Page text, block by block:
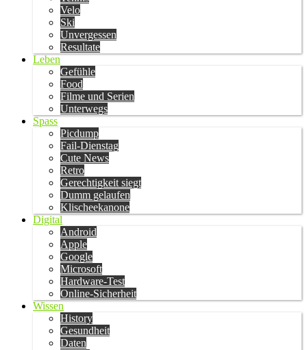
Velo
Ski
Unvergessen
Resultate
Leben
Gefühle
Food
Filme und Serien
Unterwegs
Spass
Picdump
Fail-Dienstag
Cute News
Retro
Gerechtigkeit siegt
Dumm gelaufen
Klischeekanone
Digital
Android
Apple
Google
Microsoft
Hardware-Test
Online-Sicherheit
Wissen
History
Gesundheit
Daten